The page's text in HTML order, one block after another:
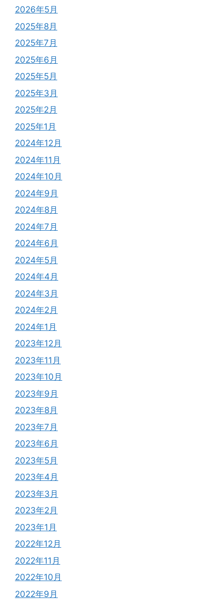
2026年5月
2025年8月
2025年7月
2025年6月
2025年5月
2025年3月
2025年2月
2025年1月
2024年12月
2024年11月
2024年10月
2024年9月
2024年8月
2024年7月
2024年6月
2024年5月
2024年4月
2024年3月
2024年2月
2024年1月
2023年12月
2023年11月
2023年10月
2023年9月
2023年8月
2023年7月
2023年6月
2023年5月
2023年4月
2023年3月
2023年2月
2023年1月
2022年12月
2022年11月
2022年10月
2022年9月